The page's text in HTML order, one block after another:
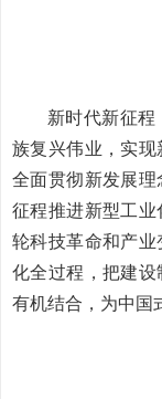
新时代新征程
族复兴伟业，实现
全面贯彻新发展
征程推进新型工
轮科技革命和产
化全过程，把建
有机结合，为中国